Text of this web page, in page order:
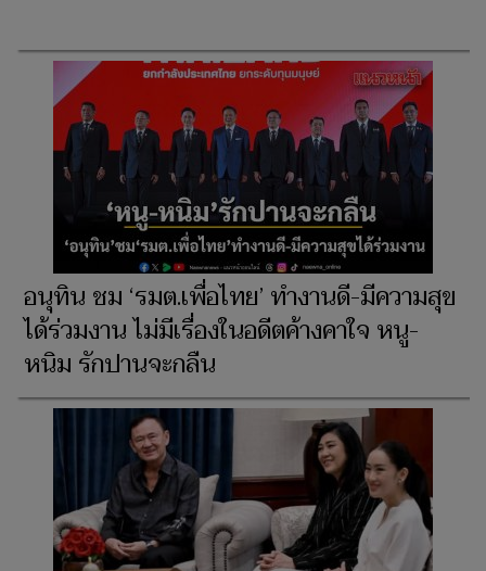
อนุทิน ชม ‘รมต.เพื่อไทย’ ทำงานดี-มีความสุข
ได้ร่วมงาน ไม่มีเรื่องในอดีตค้างคาใจ หนู-
หนิม รักปานจะกลืน